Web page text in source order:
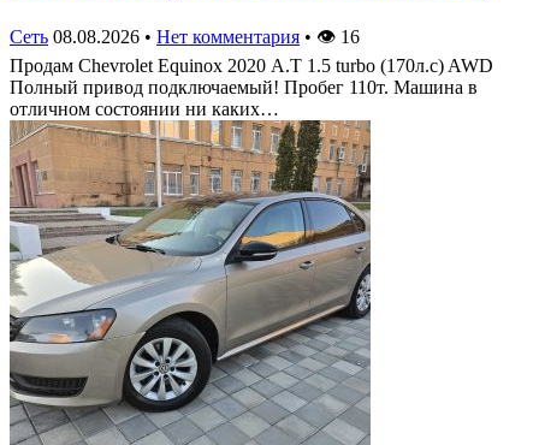
Сеть 08.08.2026 • Нет комментария • 👁 16
Продам Chevrolet Equinox 2020 А.Т 1.5 turbo (170л.с) AWD
Полный привод подключаемый! Пробег 110т. Машина в
отличном состоянии ни каких…